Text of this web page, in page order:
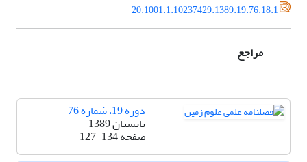
20.1001.1.10237429.1389.19.76.18.1
مراجع
دوره 19، شماره 76
تابستان 1389
صفحه127-134